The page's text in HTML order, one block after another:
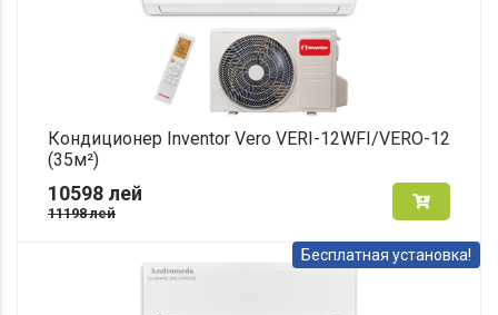
Кондиционер Inventor Vero VERI-12WFI/VERO-12
(35м²)
10598 лей
11198лей
Бесплатная установка!